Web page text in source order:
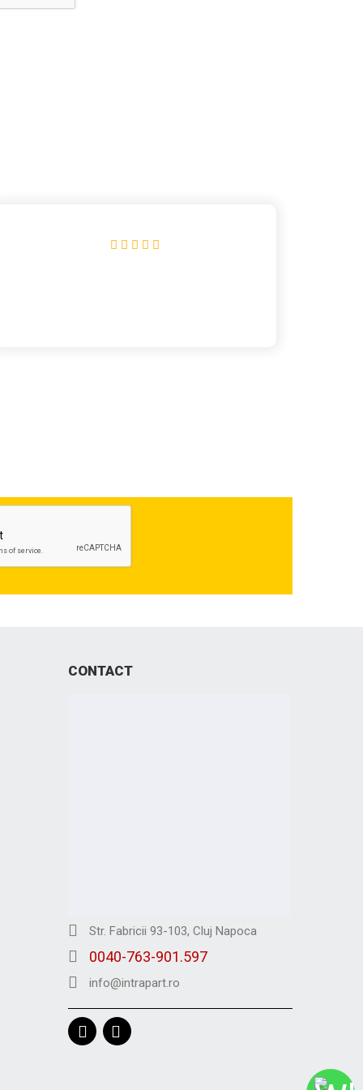
CONTACT
Str. Fabricii 93-103, Cluj Napoca
0040-763-901.597
info@intrapart.ro